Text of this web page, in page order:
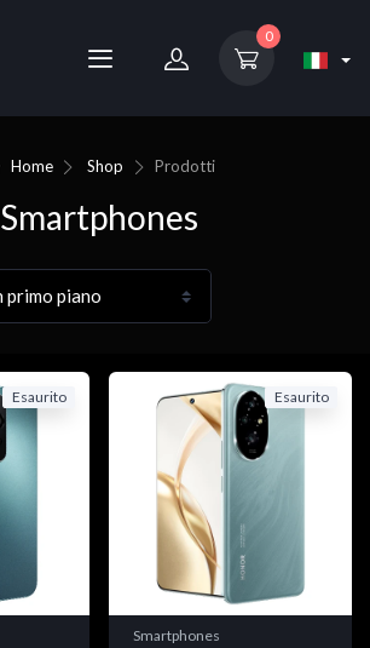
0
Home Shop Prodotti
Smartphones
Esaurito Esaurito
Smartphones